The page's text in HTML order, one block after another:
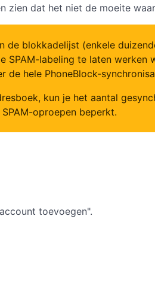
zien dat het niet de moeite
de blokkadelijst (enkele
labeling te laten
hele PhoneBlock-
kun je het aantal
oproepen beperkt.
toevoegen".